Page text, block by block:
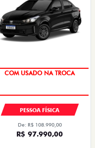
COM USADO NA TROCA
PESSOA FÍSICA
De: R$ 108.990,00
R$ 97.990,00